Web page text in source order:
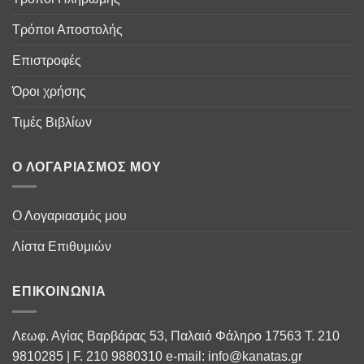
Τρόποι Αποστολής
Επιστροφές
Όροι χρήσης
Τιμές Βιβλίων
Ο ΛΟΓΑΡΙΑΣΜΌΣ ΜΟΥ
Ο Λογαριασμός μου
Λίστα Επιθυμιών
ΕΠΙΚΟΙΝΩΝΊΑ
Λεωφ. Αγίας Βαρβάρας 53, Παλαιό Φάληρο 17563 Τ. 210
9810285 | F. 210 9880310 e-mail: info@kanatas.gr